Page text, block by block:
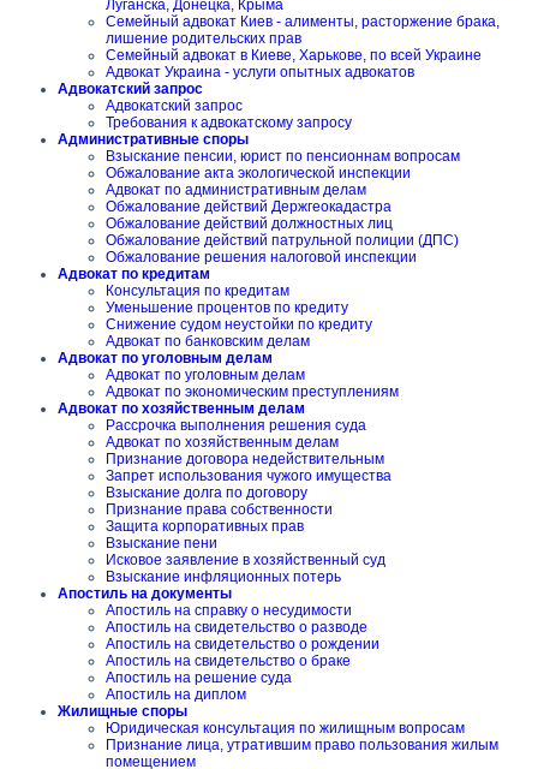
Луганска, Донецка, Крыма
Семейный адвокат Киев - алименты, расторжение брака,
лишение родительских прав
Семейный адвокат в Киеве, Харькове, по всей Украине
Адвокат Украина - услуги опытных адвокатов
Адвокатский запрос
Адвокатский запрос
Требования к адвокатскому запросу
Административные споры
Взыскание пенсии, юрист по пенсионнам вопросам
Обжалование акта экологической инспекции
Адвокат по административным делам
Обжалование действий Держгеокадастра
Обжалование действий должностных лиц
Обжалование действий патрульной полиции (ДПС)
Обжалование решения налоговой инспекции
Адвокат по кредитам
Консультация по кредитам
Уменьшение процентов по кредиту
Снижение судом неустойки по кредиту
Адвокат по банковским делам
Адвокат по уголовным делам
Адвокат по уголовным делам
Адвокат по экономическим преступлениям
Адвокат по хозяйственным делам
Рассрочка выполнения решения суда
Адвокат по хозяйственным делам
Признание договора недействительным
Запрет использования чужого имущества
Взыскание долга по договору
Признание права собственности
Защита корпоративных прав
Взыскание пени
Исковое заявление в хозяйственный суд
Взыскание инфляционных потерь
Апостиль на документы
Апостиль на справку о несудимости
Апостиль на свидетельство о разводе
Апостиль на свидетельство о рождении
Апостиль на свидетельство о браке
Апостиль на решение суда
Апостиль на диплом
Жилищные споры
Юридическая консультация по жилищным вопросам
Признание лица, утратившим право пользования жилым
помещением